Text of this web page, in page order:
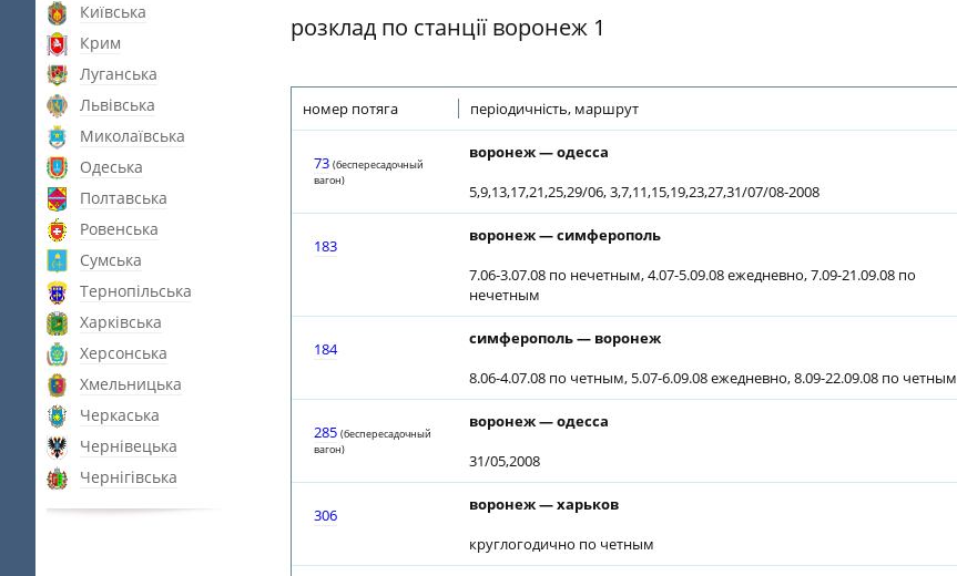
Київська
Крим
Луганська
Львівська
Миколаївська
Одеська
Полтавська
Ровенська
Сумська
Тернопільська
Харківська
Херсонська
Хмельницька
Черкаська
Чернівецька
Чернігівська
розклад по станції воронеж 1
номер потяга періодичність, маршрут
73 (беспересадочный
вагон)
воронеж — одесса
5,9,13,17,21,25,29/06, 3,7,11,15,19,23,27,31/07/08-2008
183
воронеж — симферополь
7.06-3.07.08 по нечетным, 4.07-5.09.08 ежедневно, 7.09-21.09.08 по
нечетным
184
симферополь — воронеж
8.06-4.07.08 по четным, 5.07-6.09.08 ежедневно, 8.09-22.09.08 по четным
285 (беспересадочный
вагон)
воронеж — одесса
31/05,2008
306
воронеж — харьков
круглогодично по четным